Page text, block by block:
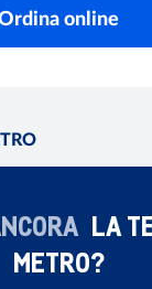
online
LA
METRO?